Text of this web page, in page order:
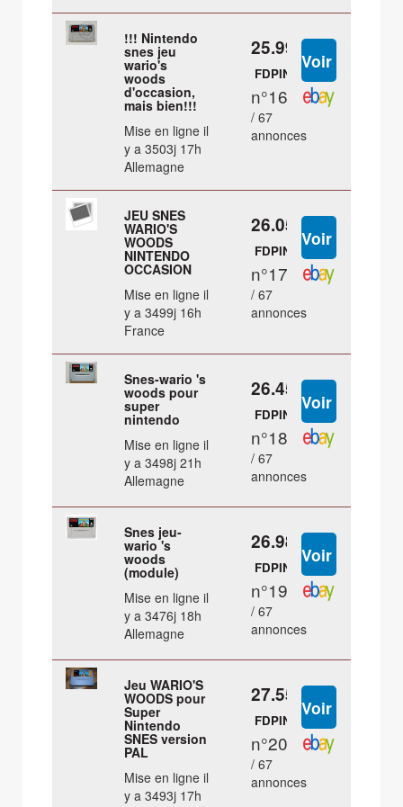
!!! Nintendo
snes jeu
wario's
woods
d'occasion,
mais bien!!!
Mise en ligne il
y a 3503j 17h
Allemagne
25.99 €
FDPIN
n°16
/ 67
annonces
JEU SNES
WARIO'S
WOODS
NINTENDO
OCCASION
Mise en ligne il
y a 3499j 16h
France
26.05 €
FDPIN
n°17
/ 67
annonces
Snes-wario 's
woods pour
super
nintendo
Mise en ligne il
y a 3498j 21h
Allemagne
26.45 €
FDPIN
n°18
/ 67
annonces
Snes jeu-
wario 's
woods
(module)
Mise en ligne il
y a 3476j 18h
Allemagne
26.98 €
FDPIN
n°19
/ 67
annonces
Jeu WARIO'S
WOODS pour
Super
Nintendo
SNES version
PAL
Mise en ligne il
y a 3493j 17h
27.55 €
FDPIN
n°20
/ 67
annonces